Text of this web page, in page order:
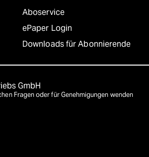
Aboservice
ePaper Login
Downloads für Abonnierende
GmbH
Fragen oder für Genehmigungen wenden